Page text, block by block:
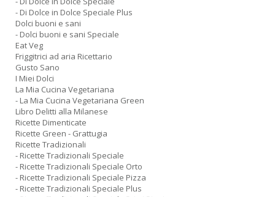
- Di Dolce in Dolce Speciale Plus
Dolci buoni e sani
- Dolci buoni e sani Speciale
Eat Veg
Friggitrici ad aria Ricettario
Gusto Sano
I Miei Dolci
La Mia Cucina Vegetariana
- La Mia Cucina Vegetariana Green
Libro Delitti alla Milanese
Ricette Dimenticate
Ricette Green - Grattugia
Ricette Tradizionali
- Ricette Tradizionali Speciale
- Ricette Tradizionali Speciale Orto
- Ricette Tradizionali Speciale Pizza
- Ricette Tradizionali Speciale Plus